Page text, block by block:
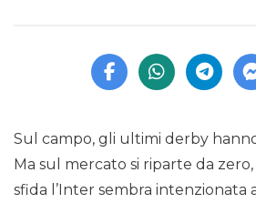
Sul campo, gli ultimi derby
Ma sul mercato si riparte da
sfida l’Inter sembra intenzionata